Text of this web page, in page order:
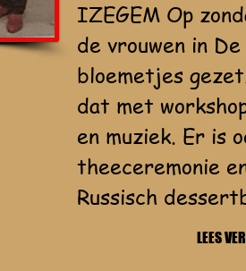
IZEGEM Op
de vrouwen in
bloemetjes
dat met
en muziek. Er is
theeceremonie
Russisch
LEES